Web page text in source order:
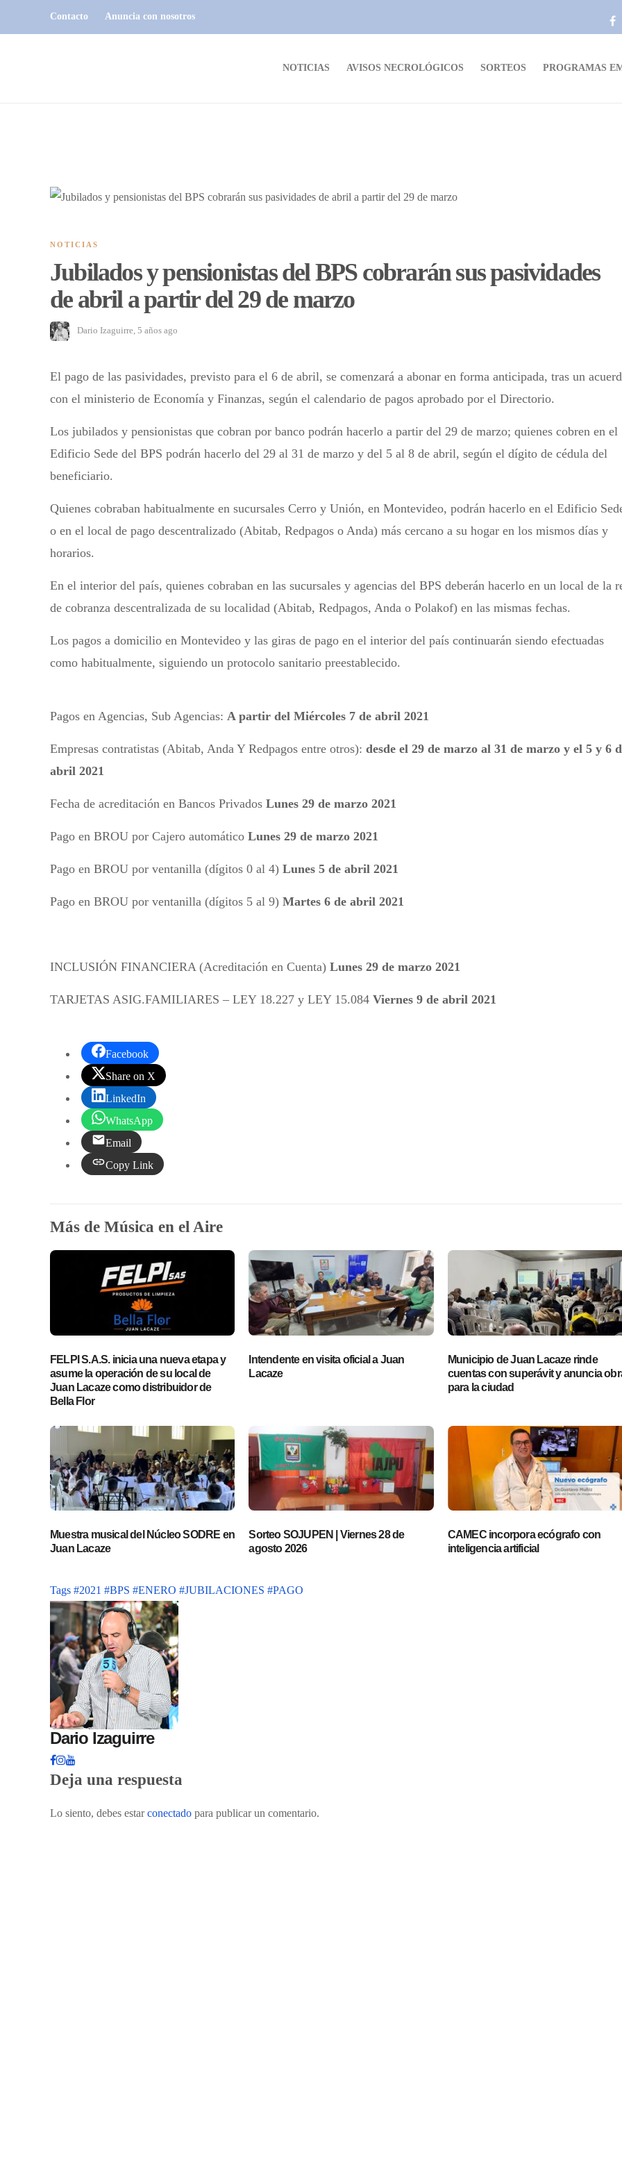
Contacto Anuncia con nosotros
NOTICIAS AVISOS NECROLÓGICOS SORTEOS PROGRAMAS
NOTICIAS
Jubilados y pensionistas del BPS cobrarán sus pasividades
de abril a partir del 29 de marzo
Dario Izaguirre, 5 años ago
El pago de las pasividades, previsto para el 6 de abril, se comenzará a abonar en forma anticipada, tras un
con el ministerio de Economía y Finanzas, según el calendario de pagos aprobado por el Directorio.
Los jubilados y pensionistas que cobran por banco podrán hacerlo a partir del 29 de marzo; quienes cobren en el
Edificio Sede del BPS podrán hacerlo del 29 al 31 de marzo y del 5 al 8 de abril, según el dígito de cédula del
beneficiario.
Quienes cobraban habitualmente en sucursales Cerro y Unión, en Montevideo, podrán hacerlo en el Edificio
o en el local de pago descentralizado (Abitab, Redpagos o Anda) más cercano a su hogar en los mismos días y
horarios.
En el interior del país, quienes cobraban en las sucursales y agencias del BPS deberán hacerlo en un local de la
de cobranza descentralizada de su localidad (Abitab, Redpagos, Anda o Polakof) en las mismas fechas.
Los pagos a domicilio en Montevideo y las giras de pago en el interior del país continuarán siendo efectuadas
como habitualmente, siguiendo un protocolo sanitario preestablecido.
Pagos en Agencias, Sub Agencias: A partir del Miércoles 7 de abril 2021
Empresas contratistas (Abitab, Anda Y Redpagos entre otros): desde el 29 de marzo al 31 de marzo y el 5 y 6
abril 2021
Fecha de acreditación en Bancos Privados Lunes 29 de marzo 2021
Pago en BROU por Cajero automático Lunes 29 de marzo 2021
Pago en BROU por ventanilla (dígitos 0 al 4) Lunes 5 de abril 2021
Pago en BROU por ventanilla (dígitos 5 al 9) Martes 6 de abril 2021
INCLUSIÓN FINANCIERA (Acreditación en Cuenta) Lunes 29 de marzo 2021
TARJETAS ASIG.FAMILIARES – LEY 18.227 y LEY 15.084 Viernes 9 de abril 2021
Facebook
Share on X
LinkedIn
WhatsApp
Email
Copy Link
Más de Música en el Aire
FELPI S.A.S. inicia una nueva etapa y
asume la operación de su local de
Juan Lacaze como distribuidor de
Bella Flor
Intendente en visita oficial a Juan
Lacaze
Municipio de Juan Lacaze rinde
cuentas con superávit y anuncia
para la ciudad
Muestra musical del Núcleo SODRE en
Juan Lacaze
Sorteo SOJUPEN | Viernes 28 de
agosto 2026
CAMEC incorpora ecógrafo con
inteligencia artificial
Tags #2021 #BPS #ENERO #JUBILACIONES #PAGO
Dario Izaguirre
Deja una respuesta
Lo siento, debes estarconectado para publicar un comentario.